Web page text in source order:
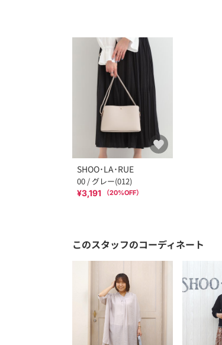
SHOO･LA･RUE
00 / グレー(012)
¥3,191 （20%OFF）
このスタッフのコーディネート